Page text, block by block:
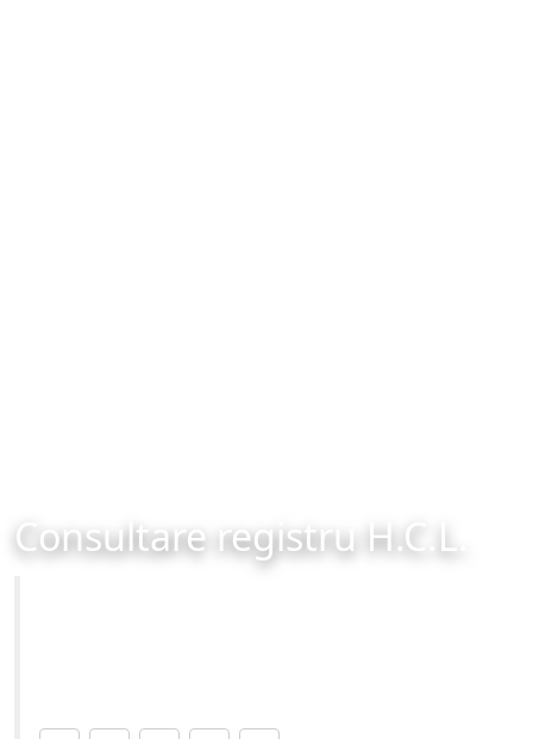
Consultare registru H.C.L.